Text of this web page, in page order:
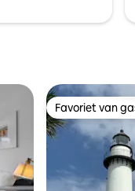
Favoriet van
Favoriet van